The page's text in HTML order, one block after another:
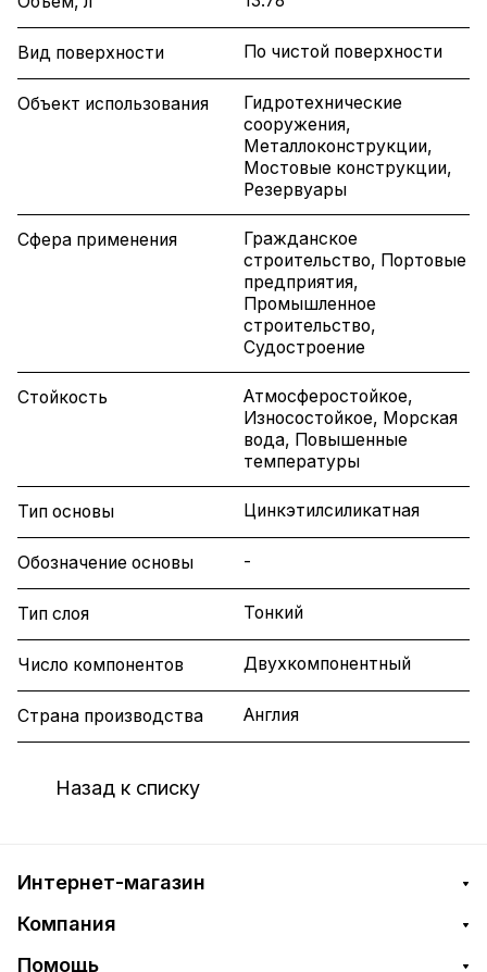
Вид поверхности По чистой поверхности
Объект использования
Гидротехнические
сооружения,
Металлоконструкции,
Мостовые конструкции,
Резервуары
Сфера применения
Гражданское
строительство, Портовые
предприятия,
Промышленное
строительство,
Судостроение
Стойкость
Атмосферостойкое,
Износостойкое, Морская
вода, Повышенные
температуры
Тип основы Цинкэтилсиликатная
Обозначение основы -
Тип слоя Тонкий
Число компонентов Двухкомпонентный
Страна производства Англия
Назад к списку
Интернет-магазин
Компания
Помощь